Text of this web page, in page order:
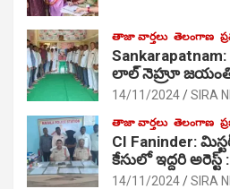
తాజా వార్తలు తెలంగాణ
లాల్ నెహ్రూ జయంతి
14/11/2024 SIRA
తాజా వార్తలు తెలంగాణ
CI Faninder:
కేసులో ఇద్దరి
14/11/2024 SIRA